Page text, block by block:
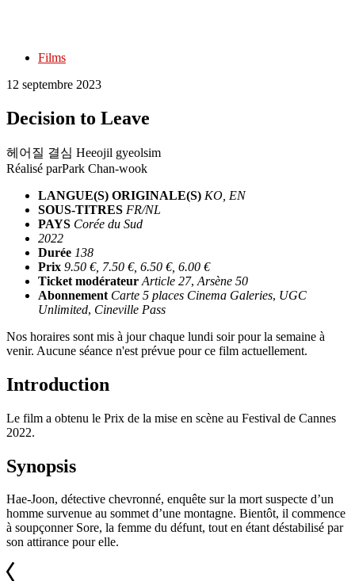
Films
12 septembre 2023
Decision to Leave
헤어질 결심 Heeojil gyeolsim
Réalisé parPark Chan-wook
LANGUE(S) ORIGINALE(S) KO, EN
SOUS-TITRES FR/NL
PAYS Corée du Sud
2022
Durée 138
Prix 9.50 €, 7.50 €, 6.50 €, 6.00 €
Ticket modérateur Article 27, Arsène 50
Abonnement Carte 5 places Cinema Galeries, UGC
Unlimited, Cineville Pass
Nos horaires sont mis à jour chaque lundi soir pour la semaine à
venir. Aucune séance n'est prévue pour ce film actuellement.
Introduction
Le film a obtenu le Prix de la mise en scène au Festival de Cannes
2022.
Synopsis
Hae-Joon, détective chevronné, enquête sur la mort suspecte d’un
homme survenue au sommet d’une montagne. Bientôt, il commence
à soupçonner Sore, la femme du défunt, tout en étant déstabilisé par
son attirance pour elle.